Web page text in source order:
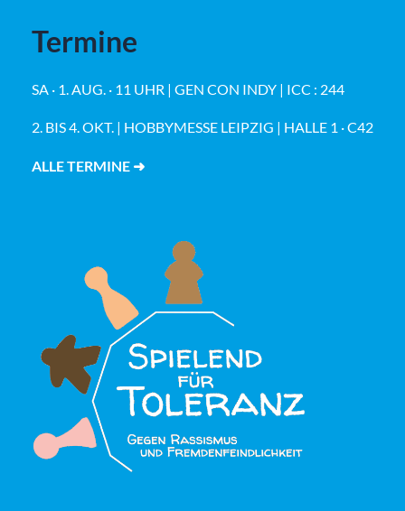
Termine
SA · 1. AUG. · 11 UHR | GEN CON INDY | ICC : 244
2. BIS 4. OKT. | HOBBYMESSE LEIPZIG | HALLE 1 · C42
ALLE TERMINE ➜